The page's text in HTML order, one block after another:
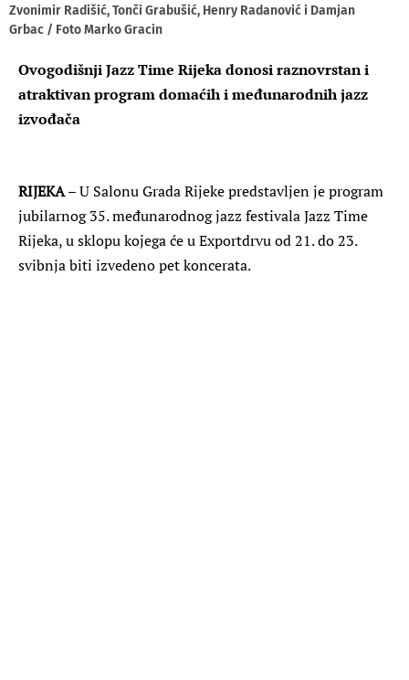
Zvonimir Radišić, Tonči Grabušić, Henry Radanović i Damjan
Grbac / Foto Marko Gracin
Ovogodišnji Jazz Time Rijeka donosi raznovrstan i
atraktivan program domaćih i međunarodnih jazz
izvođača
RIJEKA– U Salonu Grada Rijeke predstavljen je program
jubilarnog 35. međunarodnog jazz festivala Jazz Time
Rijeka, u sklopu kojega će u Exportdrvu od 21. do 23.
svibnja biti izvedeno pet koncerata.